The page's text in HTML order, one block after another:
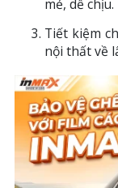
mẻ, dễ chịu.
Tiết kiệm
nội thất về